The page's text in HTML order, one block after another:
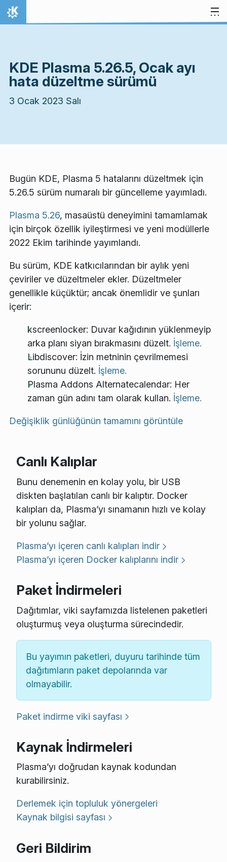
İçeriğe atla
Ana Sayfa
KDE Plasma 5.26.5, Ocak ayı
hata düzeltme sürümü
3 Ocak 2023 Salı
Bugün KDE, Plasma 5 hatalarını düzeltmek için
5.26.5 sürüm numaralı bir güncelleme yayımladı.
Plasma 5.26, masaüstü deneyimini tamamlamak
için birçok özellik iyileştirmesi ve yeni modüllerle
2022 Ekim tarihinde yayımlandı.
Bu sürüm, KDE katkıcılarından bir aylık yeni
çeviriler ve düzeltmeler ekler. Düzeltmeler
genellikle küçüktür; ancak önemlidir ve şunları
içerir:
kscreenlocker: Duvar kağıdının yüklenmeyip
arka planı siyan bırakmasını düzelt. İşleme.
Libdiscover: İzin metninin çevrilmemesi
sorununu düzelt. İşleme.
Plasma Addons Alternatecalendar: Her
zaman gün adını tam olarak kullan. İşleme.
Değişiklik günlüğünün tamamını görüntüle
Canlı Kalıplar
Bunu denemenin en kolay yolu, bir USB
diskten başlatılan canlı bir kalıptır. Docker
kalıpları da, Plasma’yı sınamanın hızlı ve kolay
bir yolunu sağlar.
Plasma’yı içeren canlı kalıpları indir
Plasma’yı içeren Docker kalıplarını indir
Paket İndirmeleri
Dağıtımlar, viki sayfamızda listelenen paketleri
oluşturmuş veya oluşturma sürecindedir.
Bu yayımın paketleri, duyuru tarihinde tüm
dağıtımların paket depolarında var
olmayabilir.
Paket indirme viki sayfası
Kaynak İndirmeleri
Plasma’yı doğrudan kaynak kodundan
kurabilirsiniz.
Derlemek için topluluk yönergeleri
Kaynak bilgisi sayfası
Geri Bildirim